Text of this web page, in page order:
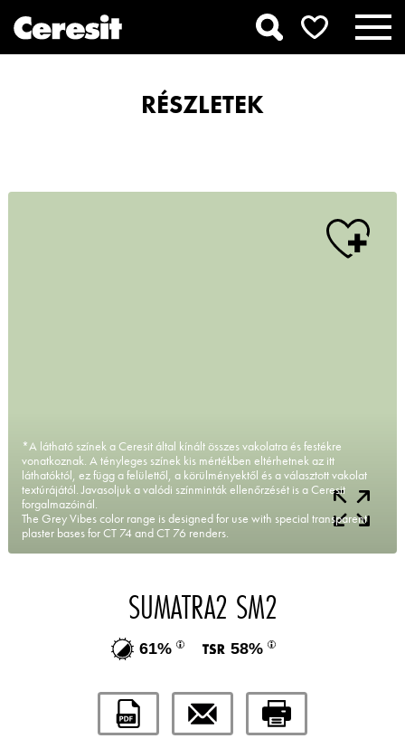
RÉSZLETEK
*A látható színek a Ceresit által kínált összes vakolatra és festékre
vonatkoznak. A tényleges színek kis mértékben eltérhetnek az itt
láthatóktól, ez függ a felülettől, a körülményektől és a választott vakolat
textúrájától. Javasoljuk a valódi színminták ellenőrzését is a Ceresit
forgalmazóinál.
The Grey Vibes color range is designed for use with special transparent
plaster bases for CT 74 and CT 76 renders.
SUMATRA2 SM2
61% 58%